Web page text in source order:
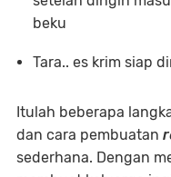
beku
Tara.. es krim siap
Itulah beberapa
dan cara pembuatan
sederhana. Dengan